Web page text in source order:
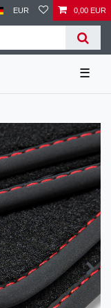
EUR 0,00 EUR
☰